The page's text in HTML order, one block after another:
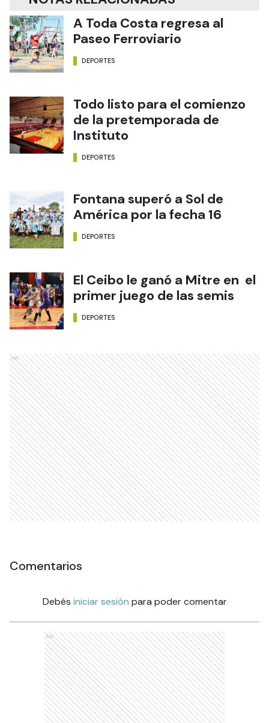
A Toda Costa regresa al
Paseo Ferroviario
DEPORTES
Todo listo para el comienzo
de la pretemporada de
Instituto
DEPORTES
Fontana superó a Sol de
América por la fecha 16
DEPORTES
El Ceibo le ganó a Mitre en el
primer juego de las semis
DEPORTES
Ads
Comentarios
Debés iniciar sesión para poder comentar
Ads